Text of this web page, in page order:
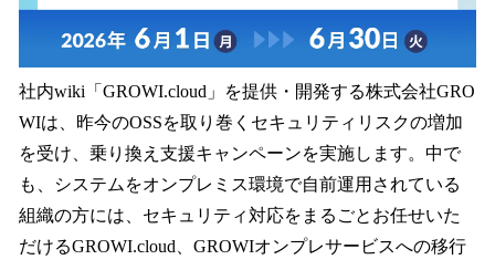
社内wiki「GROWI.cloud」を提供・開発する株式会社GRO
WIは、昨今のOSSを取り巻くセキュリティリスクの増加
を受け、乗り換え支援キャンペーンを実施します。中で
も、システムをオンプレミス環境で自前運用されている
組織の方には、セキュリティ対応をまるごとお任せいた
だけるGROWI.cloud、GROWIオンプレサービスへの移行